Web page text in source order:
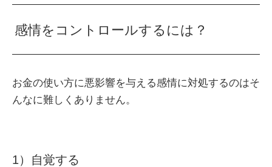
感情をコントロールするには？
お金の使い方に悪影響を与える感情に対処するのはそ
んなに難しくありません。
1）自覚する